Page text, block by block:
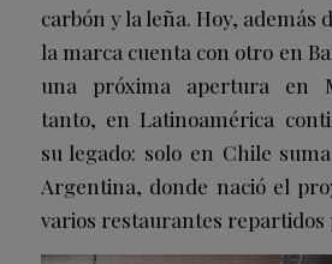
carbón y la leña. Hoy, además
la marca cuenta con otro en
una próxima apertura en
tanto, en Latinoamérica
su legado: solo en Chile
Argentina, donde nació el
varios restaurantes repartidos